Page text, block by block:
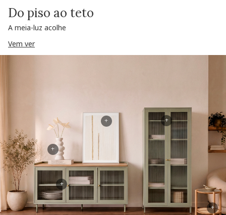
Do piso ao teto
A meia-luz acolhe
Vem ver
+
+
+
+
+